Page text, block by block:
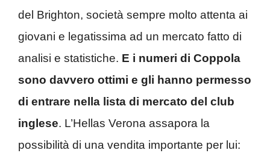
del Brighton, società sempre molto attenta ai
giovani e legatissima ad un mercato fatto di
analisi e statistiche. E i numeri di Coppola
sono davvero ottimi e gli hanno permesso
di entrare nella lista di mercato del club
inglese. L’Hellas Verona assapora la
possibilità di una vendita importante per lui: